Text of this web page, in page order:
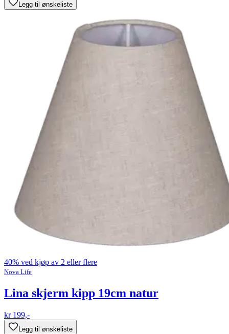
Legg til ønskeliste
40% ved kjøp av 2 eller flere
Nova Life
Lina skjerm kipp 19cm natur
kr 199,-
Legg til ønskeliste